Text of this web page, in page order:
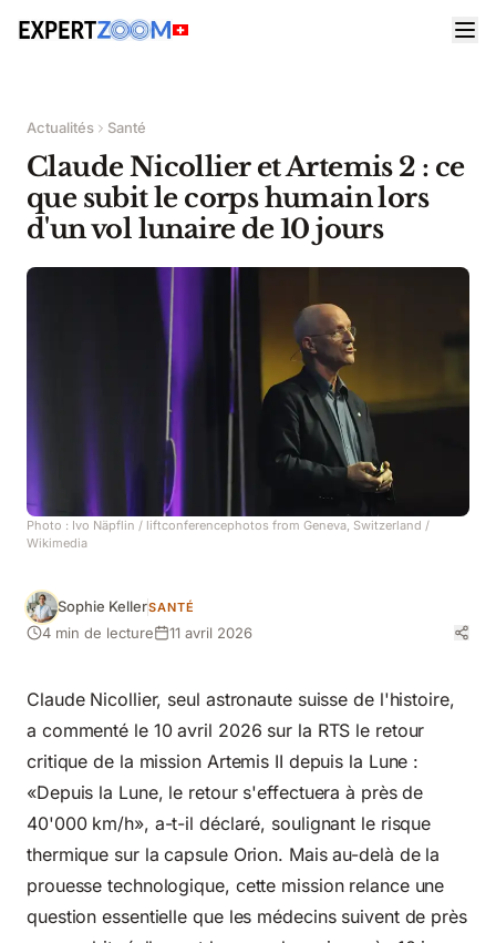
Actualités Santé
Claude Nicollier et Artemis 2 : ce
que subit le corps humain lors
d'un vol lunaire de 10 jours
Photo : Ivo Näpflin / liftconferencephotos from Geneva, Switzerland /
Wikimedia
Sophie KellerSANTÉ
4 min de lecture 11 avril 2026
Claude Nicollier, seul astronaute suisse de l'histoire,
a commenté le 10 avril 2026 sur la RTS le retour
critique de la mission Artemis II depuis la Lune :
«Depuis la Lune, le retour s'effectuera à près de
40'000 km/h», a-t-il déclaré, soulignant le risque
thermique sur la capsule Orion. Mais au-delà de la
prouesse technologique, cette mission relance une
question essentielle que les médecins suivent de près